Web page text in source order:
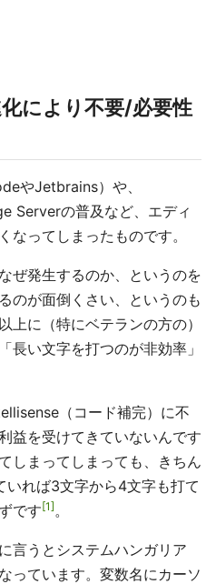
により不要/必要性
やJetbrains）や、
Serverの普及など、エディ
なってしまったものです。
ぜ発生するのか、というのを
のが面倒くさい、というのも
上に（特にベテランの方の）
長い文字を打つのが非効率」
（コード補完）に不
益を受けてきていないんです
しまってしまっても、きちん
いれば3文字から4文字も打て
です 1 。
言うとシステムハンガリア
っています。変数名にカーソ